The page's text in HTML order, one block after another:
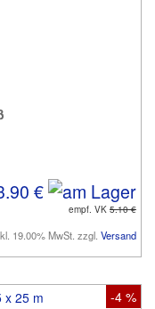
€
empf. VK 5.10 €
19.00% MwSt. zzgl. Versand
-4 %